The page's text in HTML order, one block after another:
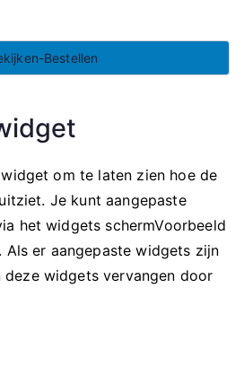
Bestellen
om te laten zien hoe de
Je kunt aangepaste
het widgets schermVoorbeeld
Als er aangepaste widgets zijn
widgets vervangen door